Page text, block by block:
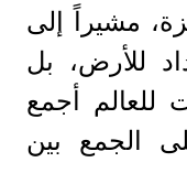
مشيراً إلى
للأرض، بل
للعالم أجمع
الجمع بين